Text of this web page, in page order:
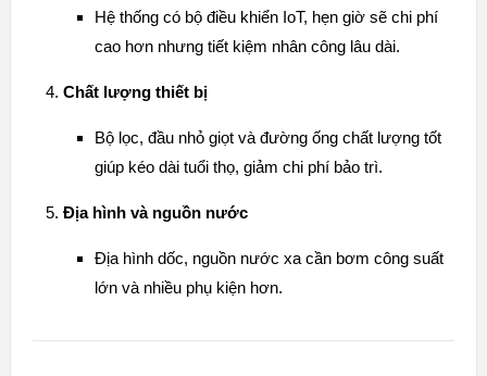
Hệ thống có bộ điều khiển IoT, hẹn giờ sẽ chi phí
cao hơn nhưng tiết kiệm nhân công lâu dài.
Chất lượng thiết bị
Bộ lọc, đầu nhỏ giọt và đường ống chất lượng tốt
giúp kéo dài tuổi thọ, giảm chi phí bảo trì.
Địa hình và nguồn nước
Địa hình dốc, nguồn nước xa cần bơm công suất
lớn và nhiều phụ kiện hơn.